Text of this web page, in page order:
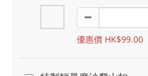
優惠價 HK$99.00